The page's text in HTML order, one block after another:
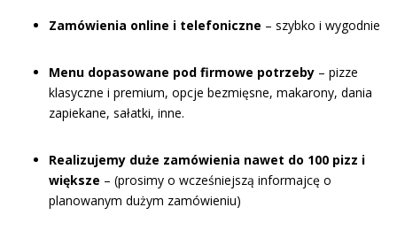
Zamówienia online i telefoniczne – szybko i wygodnie
Menu dopasowane pod firmowe potrzeby – pizze
klasyczne i premium, opcje bezmięsne, makarony, dania
zapiekane, sałatki, inne.
Realizujemy duże zamówienia nawet do 100 pizz i
większe – (prosimy o wcześniejszą informajcę o
planowanym dużym zamówieniu)